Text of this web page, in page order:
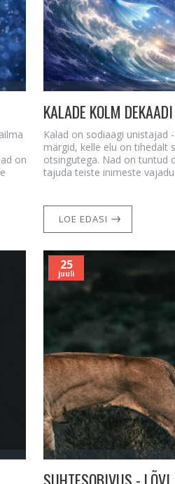
on
KALADE KOLM
Kalad on sodiaagi unistajad
märgid, kelle elu on tihedalt
otsingutega. Nad on tuntud
tajuda teiste inimeste
LOE EDASI
25
juuli